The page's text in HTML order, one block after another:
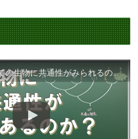
1章1節② なぜ全ての生物に共通性がみられるのか？【生物基礎】